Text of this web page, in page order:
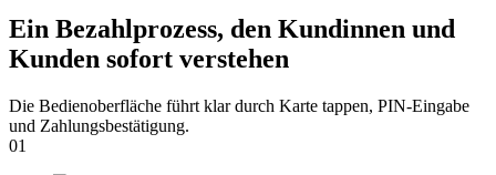
Ein Bezahlprozess, den Kundinnen und
Kunden sofort verstehen
Die Bedienoberfläche führt klar durch Karte tappen, PIN-Eingabe
und Zahlungsbestätigung.
01